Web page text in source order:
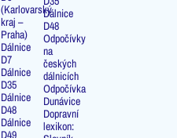
(Karlovarský
kraj –
Praha)
Dálnice
D7
Dálnice
D35
Dálnice
D48
Dálnice
D49
Dálnice
D48
Odpočívky
na
českých
dálnicích
Odpočívka
Dunávice
Dopravní
lexikon: